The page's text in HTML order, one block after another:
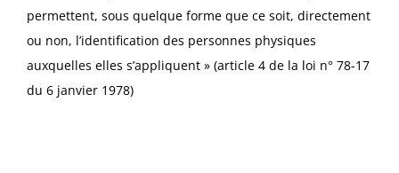
permettent, sous quelque forme que ce soit, directement
ou non, l’identification des personnes physiques
auxquelles elles s’appliquent » (article 4 de la loi n° 78-17
du 6 janvier 1978)